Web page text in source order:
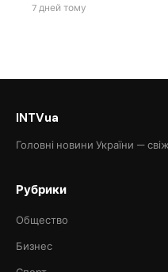
7 дней тому
INTVua
Головні новини України —
Рубрики
Общество
Бизнес